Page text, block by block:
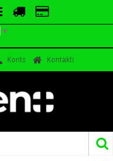
▼
Konts Kontakti